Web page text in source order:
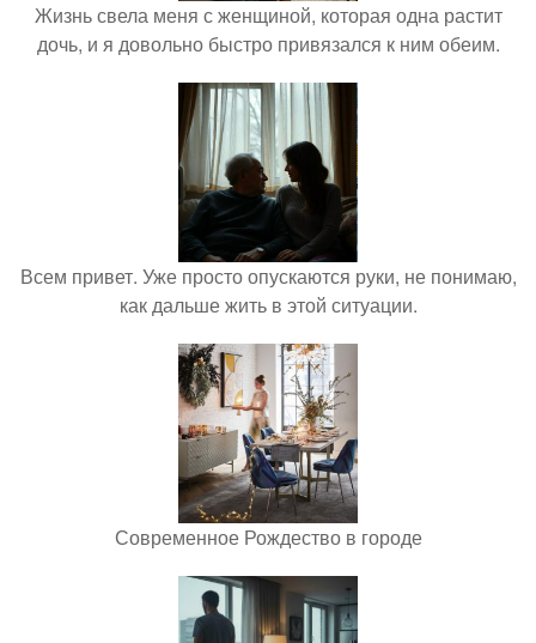
Жизнь свела меня с женщиной, которая одна растит
дочь, и я довольно быстро привязался к ним обеим.
Всем привет. Уже просто опускаются руки, не понимаю,
как дальше жить в этой ситуации.
Современное Рождество в городе